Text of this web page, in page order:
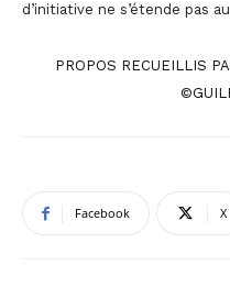
d’initiative ne s’étende pas
PROPOS RECUEILLIS
Facebook X